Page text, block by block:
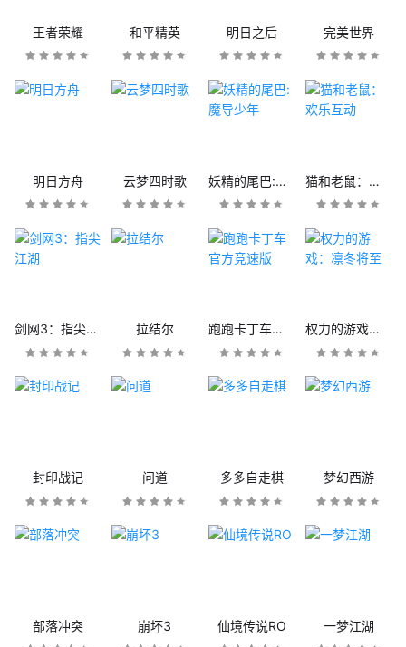
王者荣耀 和平精英 明日之后 完美世界
明日方舟 云梦四时歌 妖精的尾巴:魔导少年 猫和老鼠：欢乐互动
剑网3：指尖江湖 拉结尔 跑跑卡丁车官方竞速版 权力的游戏：凛冬将至
封印战记 问道 多多自走棋 梦幻西游
部落冲突 崩坏3 仙境传说RO 一梦江湖